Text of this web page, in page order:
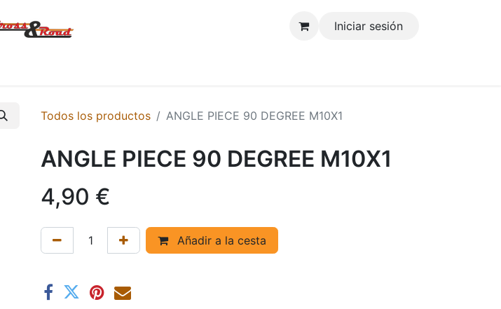
Iniciar sesión
Todos los productos ANGLE PIECE 90 DEGREE M10X1
ANGLE PIECE 90 DEGREE M10X1
4,90 €
Añadir a la cesta